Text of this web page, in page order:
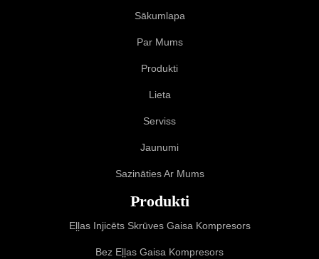
Sākumlapa
Par Mums
Produkti
Lieta
Serviss
Jaunumi
Sazināties Ar Mums
Produkti
Eļļas Injicēts Skrūves Gaisa Kompresors
Bez Eļļas Gaisa Kompresors